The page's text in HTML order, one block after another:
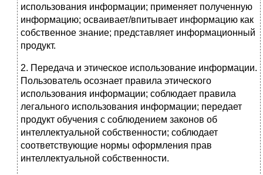
использования информации; применяет полученную
информацию; осваивает/впитывает информацию как
собственное знание; представляет информационный
продукт.
2. Передача и этическое использование информации.
Пользователь осознает правила этического
использования информации; соблюдает правила
легального использования информации; передает
продукт обучения с соблюдением законов об
интеллектуальной собственности; соблюдает
соответствующие нормы оформления прав
интеллектуальной собственности.